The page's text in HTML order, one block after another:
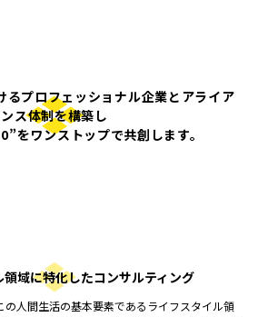
るプロフェッショナル企業とアライア
ンス体制を構築し
ワンストップで共創します。
域に特化したコンサルティング
の人間生活の基本要素であるライフスタイル領